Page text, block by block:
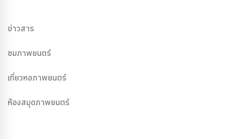
ข่าวสาร
ชมภาพยนตร์
เที่ยวหอภาพยนตร์
ห้องสมุดภาพยนตร์